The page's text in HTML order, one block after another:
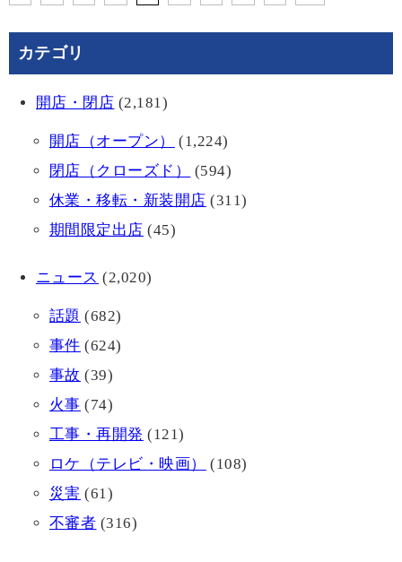
カテゴリ
開店・閉店 (2,181)
開店（オープン）
(1,224)
閉店（クローズド）
(594)
休業・移転・新装開店 (311)
期間限定出店 (45)
ニュース (2,020)
話題 (682)
事件 (624)
事故 (39)
火事 (74)
工事・再開発 (121)
ロケ（テレビ・映画）
(108)
災害 (61)
不審者 (316)